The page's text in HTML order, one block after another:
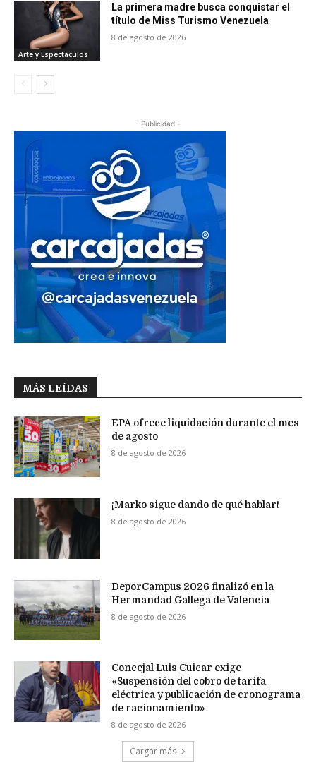
Arte y Espectáculos
La primera madre busca conquistar el
título de Miss Turismo Venezuela
8 de agosto de 2026
- Publicidad -
MÁS LEÍDAS
EPA ofrece liquidación durante el mes
de agosto
8 de agosto de 2026
¡Marko sigue dando de qué hablar!
8 de agosto de 2026
DeporCampus 2026 finalizó en la
Hermandad Gallega de Valencia
8 de agosto de 2026
Concejal Luis Cuicar exige
«Suspensión del cobro de tarifa
eléctrica y publicación de cronograma
de racionamiento»
8 de agosto de 2026
Cargar más